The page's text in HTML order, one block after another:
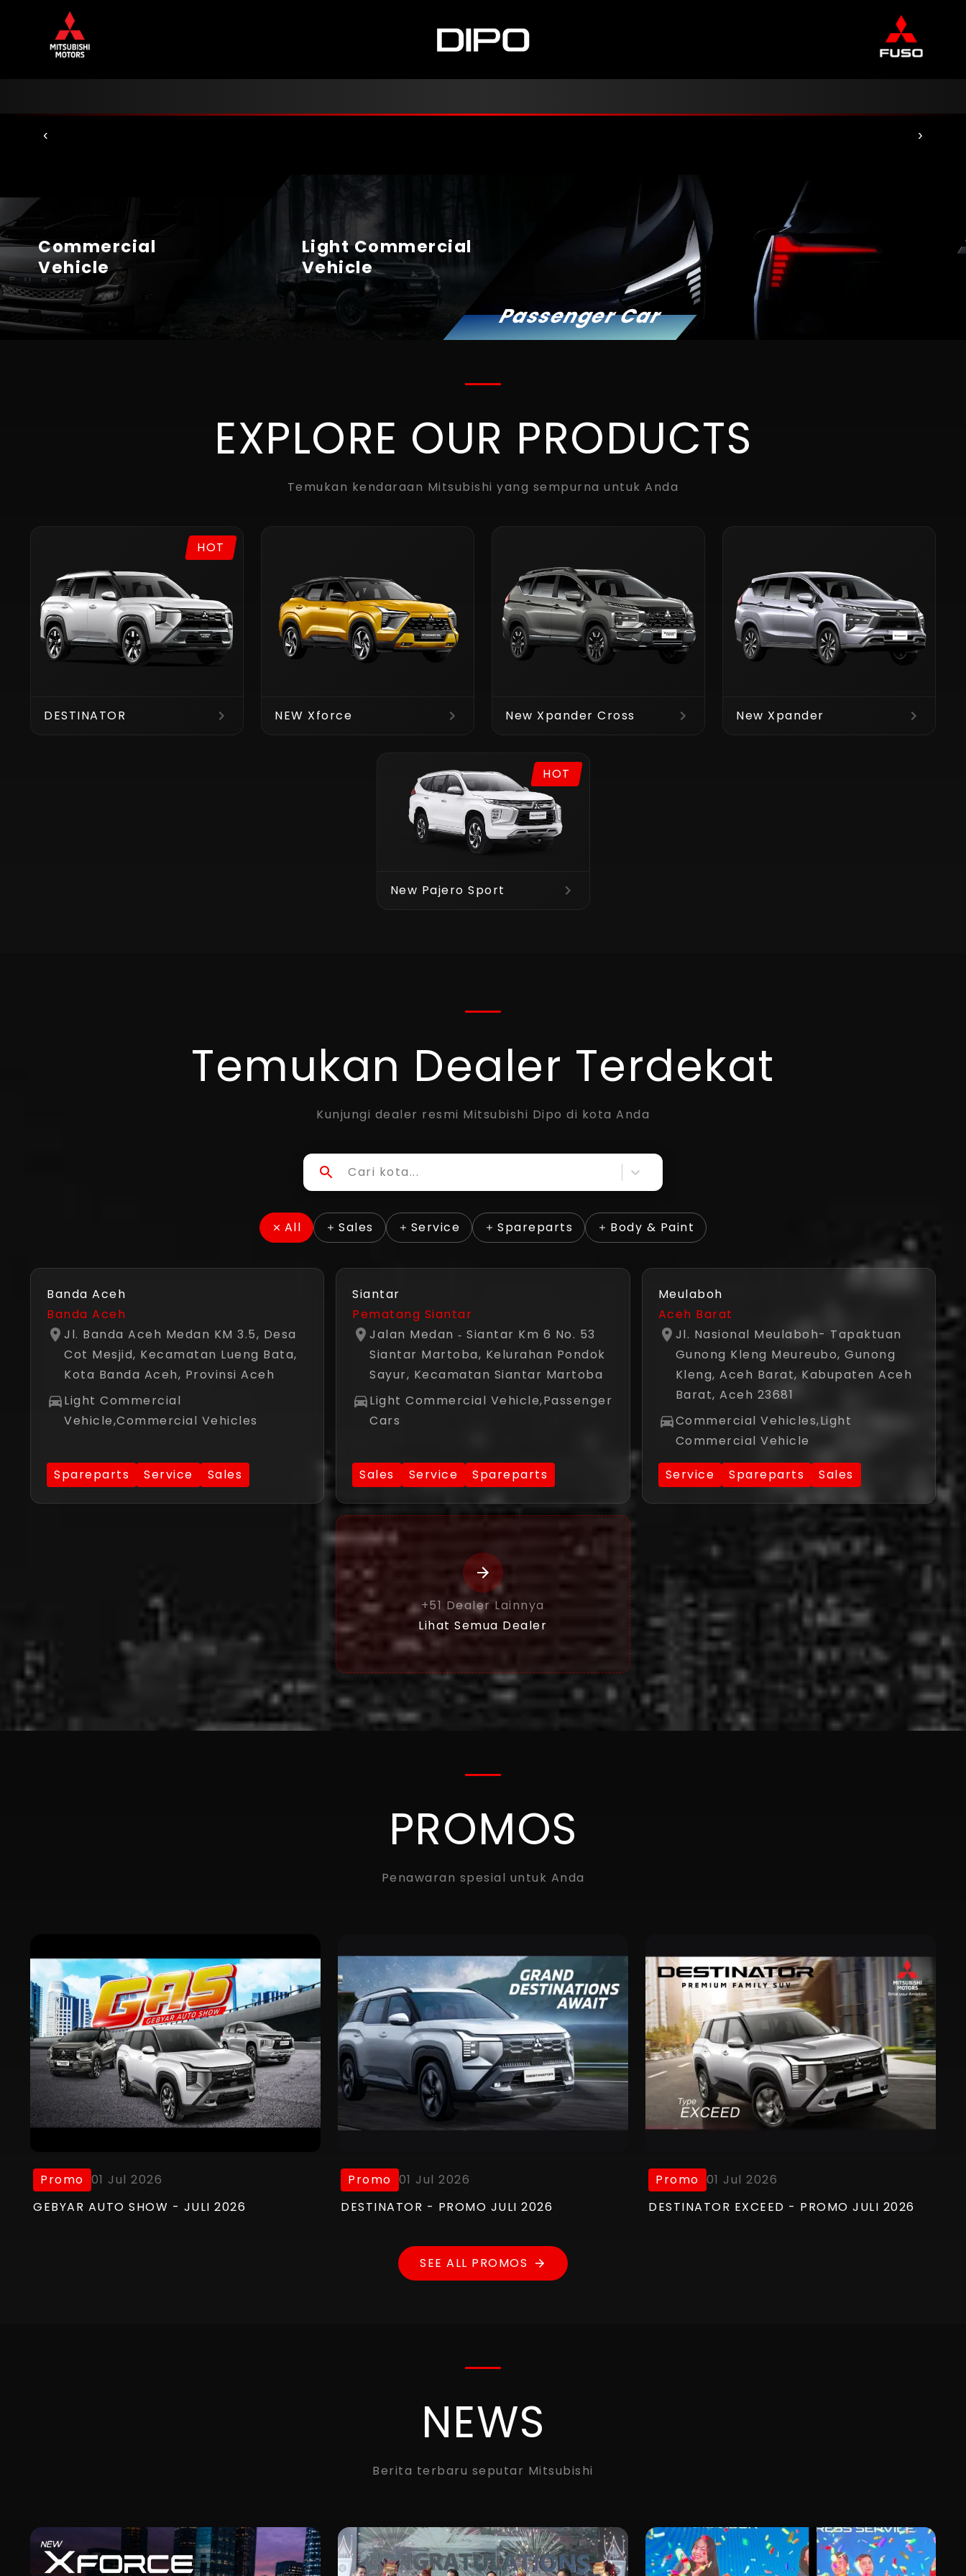
Dealer Resmi Mitsubishi Motors & FUSO | PT Dipo Internasional Pahala Otomotif
‹ ›
Commercial
Vehicle
Light Commercial
Vehicle
Passenger Car
EXPLORE OUR PRODUCTS
Temukan kendaraan Mitsubishi yang sempurna untuk Anda
HOT
DESTINATOR NEW Xforce New Xpander Cross New Xpander
HOT
New Pajero Sport
Temukan Dealer Terdekat
Kunjungi dealer resmi Mitsubishi Dipo di kota Anda
Cari kota...
All Sales Service Spareparts Body & Paint
Banda Aceh
Banda Aceh
Jl. Banda Aceh Medan KM 3.5, Desa
Cot Mesjid, Kecamatan Lueng Bata,
Kota Banda Aceh, Provinsi Aceh
Light Commercial
Vehicle,Commercial Vehicles
Spareparts Service Sales
Siantar
Pematang Siantar
Jalan Medan ‐ Siantar Km 6 No. 53
Siantar Martoba, Kelurahan Pondok
Sayur, Kecamatan Siantar Martoba
Light Commercial Vehicle,Passenger
Cars
Sales Service Spareparts
Meulaboh
Aceh Barat
Jl. Nasional Meulaboh- Tapaktuan
Gunong Kleng Meureubo, Gunong
Kleng, Aceh Barat, Kabupaten Aceh
Barat, Aceh 23681
Commercial Vehicles,Light
Commercial Vehicle
Service Spareparts Sales
+51 Dealer Lainnya
Lihat Semua Dealer
PROMOS
Penawaran spesial untuk Anda
Promo 01 Jul 2026
GEBYAR AUTO SHOW - JULI 2026
Promo 01 Jul 2026
DESTINATOR - PROMO JULI 2026
Promo 01 Jul 2026
DESTINATOR EXCEED - PROMO JULI 2026
SEE ALL PROMOS
NEWS
Berita terbaru seputar Mitsubishi